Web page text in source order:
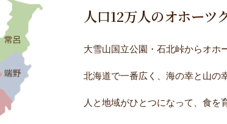
人口12万人のオホーツ
大雪山国立公園・石北峠からオホ
北海道で一番広く、海の幸と山の
人と地域がひとつになって、食を